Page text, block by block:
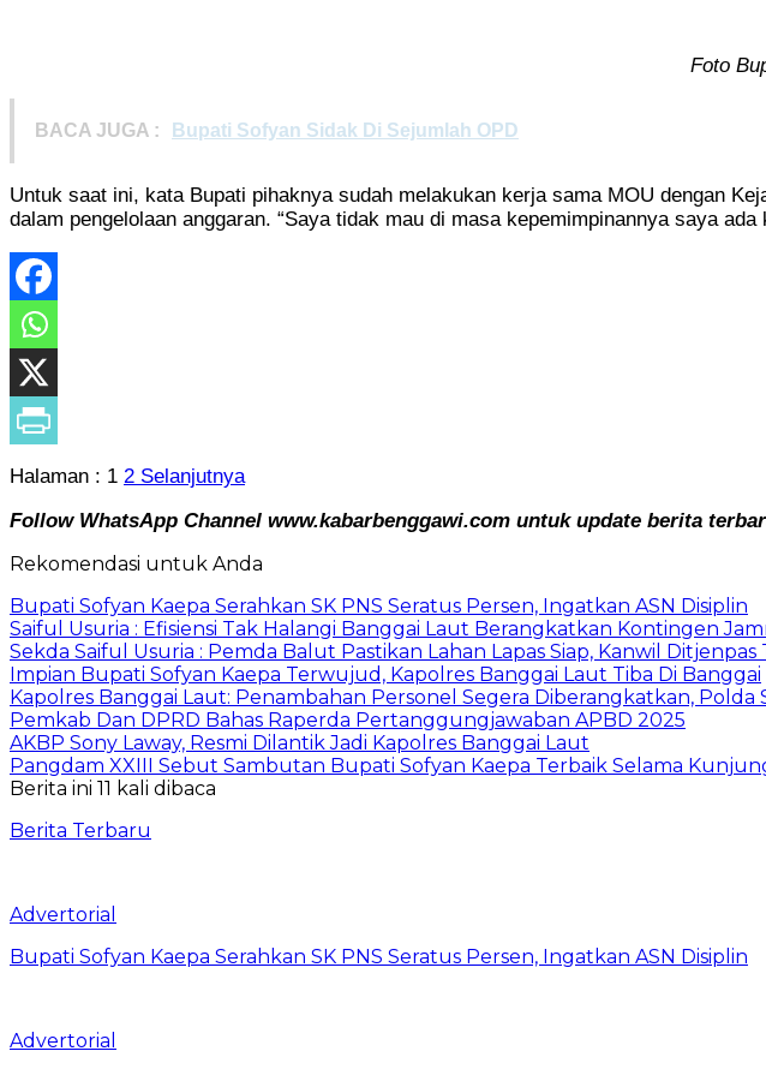
Foto
BACA JUGA : Bupati Sofyan Sidak Di Sejumlah OPD
Untuk saat ini, kata Bupati pihaknya sudah melakukan kerja sama MOU dengan
dalam pengelolaan anggaran. “Saya tidak mau di masa kepemimpinannya saya
Halaman : 1 2 Selanjutnya
Follow WhatsApp Channel www.kabarbenggawi.com untuk update berita
Rekomendasi untuk Anda
Bupati Sofyan Kaepa Serahkan SK PNS Seratus Persen, Ingatkan ASN Disiplin
Saiful Usuria : Efisiensi Tak Halangi Banggai Laut Berangkatkan Kontingen
Sekda Saiful Usuria : Pemda Balut Pastikan Lahan Lapas Siap, Kanwil Ditjenpas
Impian Bupati Sofyan Kaepa Terwujud, Kapolres Banggai Laut Tiba Di Banggai
Kapolres Banggai Laut: Penambahan Personel Segera Diberangkatkan, Polda
Pemkab Dan DPRD Bahas Raperda Pertanggungjawaban APBD 2025
AKBP Sony Laway, Resmi Dilantik Jadi Kapolres Banggai Laut
Pangdam XXIII Sebut Sambutan Bupati Sofyan Kaepa Terbaik Selama
Berita ini 11 kali dibaca
Berita Terbaru
Advertorial
Bupati Sofyan Kaepa Serahkan SK PNS Seratus Persen, Ingatkan ASN Disiplin
Advertorial